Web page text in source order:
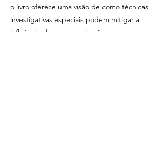
o livro oferece uma visão de como técnicas
investigativas especiais podem mitigar a
influência dessas organizações.